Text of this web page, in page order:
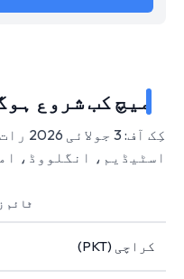
میچ کب شروع
اسٹیڈیم، انگلووڈ،
ٹائم
کراچی (PKT)